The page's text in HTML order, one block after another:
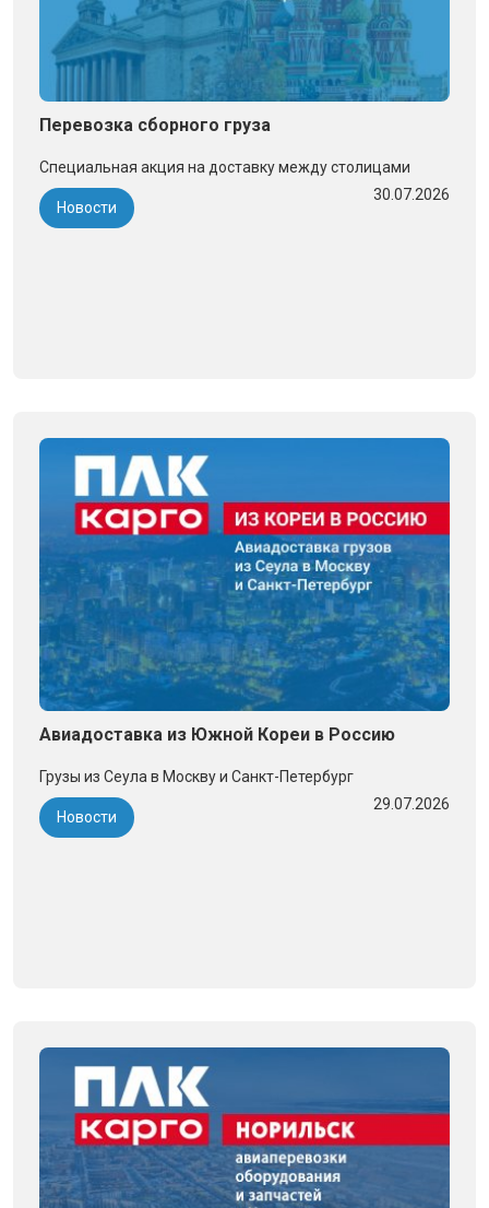
Перевозка сборного груза
Специальная акция на доставку между столицами
Новости
30.07.2026
Авиадоставка из Южной Кореи в Россию
Грузы из Сеула в Москву и Санкт-Петербург
Новости
29.07.2026